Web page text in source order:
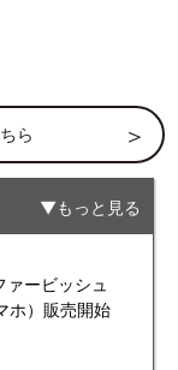
ら
もっと見る
ァービッシュ
ホ）販売開始